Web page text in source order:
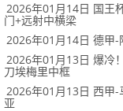
2026年01月14日 国王
门+远射中横梁
2026年01月14日 德甲
2026年01月13日 爆冷
刀埃梅里中框
2026年01月13日 西甲-
亚